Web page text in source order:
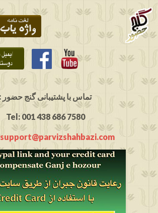
: تماس با پشتیبانی گنج حضور
Tel: 001 438 686 7580
support@parvizshahbazi.com